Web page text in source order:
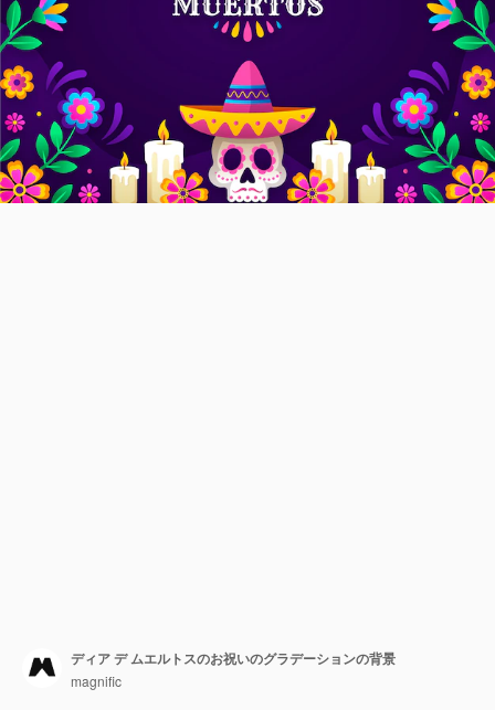
ディア デ ムエルトスのお祝いのグラデーションの背景
magnific